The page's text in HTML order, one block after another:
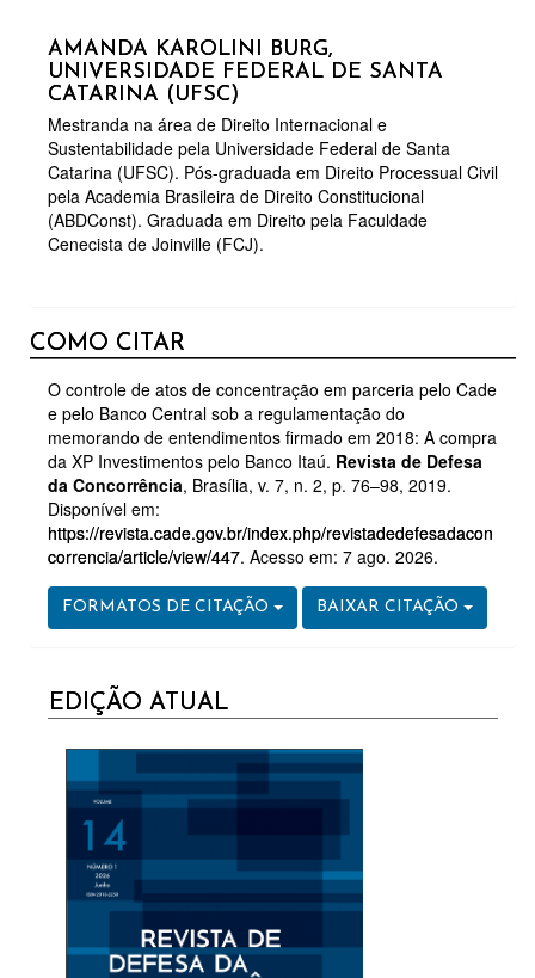
AMANDA KAROLINI BURG,
UNIVERSIDADE FEDERAL DE SANTA
CATARINA (UFSC)
Mestranda na área de Direito Internacional e
Sustentabilidade pela Universidade Federal de Santa
Catarina (UFSC). Pós-graduada em Direito Processual Civil
pela Academia Brasileira de Direito Constitucional
(ABDConst). Graduada em Direito pela Faculdade
Cenecista de Joinville (FCJ).
COMO CITAR
O controle de atos de concentração em parceria pelo Cade
e pelo Banco Central sob a regulamentação do
memorando de entendimentos firmado em 2018: A compra
da XP Investimentos pelo Banco Itaú. Revista de Defesa
da Concorrência, Brasília, v. 7, n. 2, p. 76–98, 2019.
Disponível em:
https://revista.cade.gov.br/index.php/revistadedefesadacon
correncia/article/view/447. Acesso em: 7 ago. 2026.
FORMATOS DE CITAÇÃO BAIXAR CITAÇÃO
CURRENT
EDIÇÃO ATUAL